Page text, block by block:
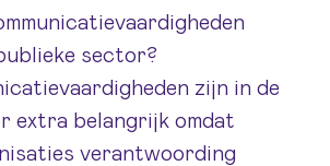
sector?
zijn in de
extra belangrijk omdat
verantwoording